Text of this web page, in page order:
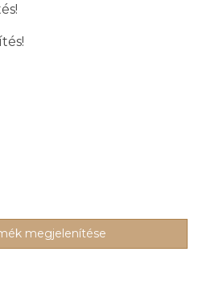
megjelenítése